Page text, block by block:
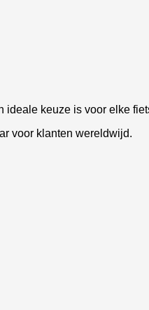
ideale keuze is voor elke
voor klanten wereldwijd.